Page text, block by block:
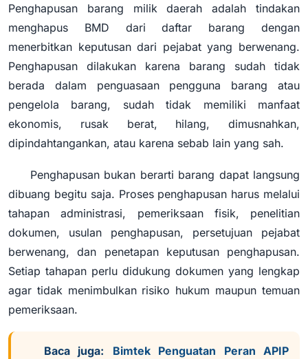
Penghapusan barang milik daerah adalah tindakan
menghapus BMD dari daftar barang dengan
menerbitkan keputusan dari pejabat yang berwenang.
Penghapusan dilakukan karena barang sudah tidak
berada dalam penguasaan pengguna barang atau
pengelola barang, sudah tidak memiliki manfaat
ekonomis, rusak berat, hilang, dimusnahkan,
dipindahtangankan, atau karena sebab lain yang sah.
Penghapusan bukan berarti barang dapat langsung
dibuang begitu saja. Proses penghapusan harus melalui
tahapan administrasi, pemeriksaan fisik, penelitian
dokumen, usulan penghapusan, persetujuan pejabat
berwenang, dan penetapan keputusan penghapusan.
Setiap tahapan perlu didukung dokumen yang lengkap
agar tidak menimbulkan risiko hukum maupun temuan
pemeriksaan.
Baca juga:
Bimtek Penguatan Peran APIP